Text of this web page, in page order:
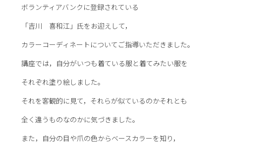
ボランティアバンクに登録されている
「吉川 喜和江」氏をお迎えして，
カラーコーディネートについてご指導いただきました。
講座では，自分がいつも着ている服と着てみたい服を
それぞれ塗り絵しました。
それを客観的に見て，それらが似ているのかそれとも
全く違うものなのかに気づきました。
また，自分の目や爪の色からベースカラーを知り，